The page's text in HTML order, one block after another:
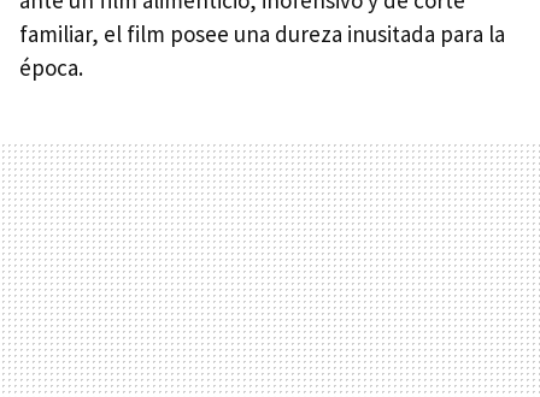
familiar, el film posee una dureza inusitada para la
época.